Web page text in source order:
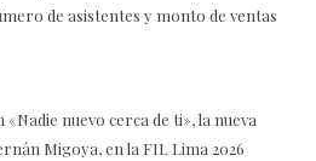
de asistentes y monto de ventas
nuevo cerca de ti», la nueva
Migoya, en la FIL Lima 2026